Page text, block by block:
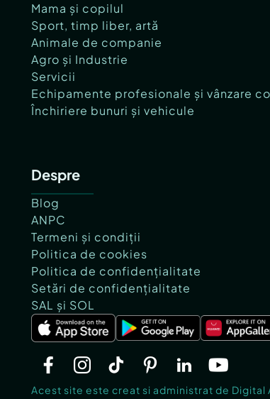
Mama și copilul
Sport, timp liber, artă
Animale de companie
Agro și Industrie
Servicii
Echipamente profesionale și vânzare
Închiriere bunuri și vehicule
Despre
Blog
ANPC
Termeni și condiții
Politica de cookies
Politica de confidențialitate
Setări de confidențialitate
SAL și SOL
Acest site este creat si administrat de